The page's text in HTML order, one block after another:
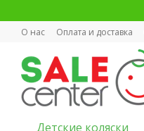
О нас Оплата и доставка
Детские коляски